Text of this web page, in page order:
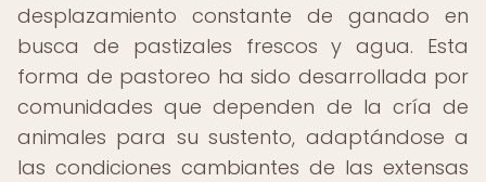
desplazamiento constante de ganado en
busca de pastizales frescos y agua. Esta
forma de pastoreo ha sido desarrollada por
comunidades que dependen de la cría de
animales para su sustento, adaptándose a
las condiciones cambiantes de las extensas